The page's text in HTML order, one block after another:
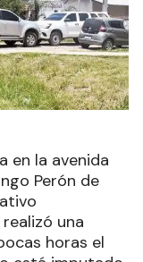
en la avenida
Perón de
una
horas el